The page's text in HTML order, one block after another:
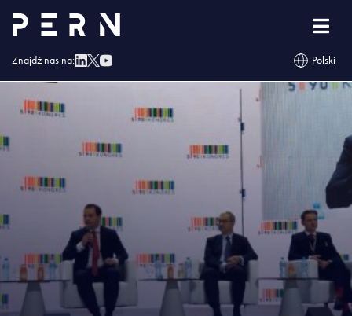
Znajdź nas na: Polski
Strona główna »Blog »Sukces uszczelnienia rynku paliw dla PERN oznacza